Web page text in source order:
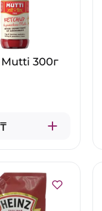
Mutti 300г